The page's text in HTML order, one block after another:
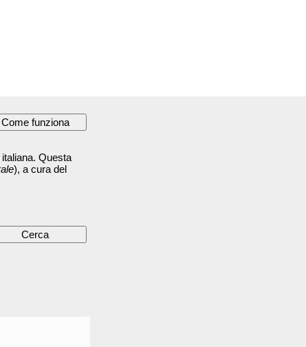
Questa
), a cura del